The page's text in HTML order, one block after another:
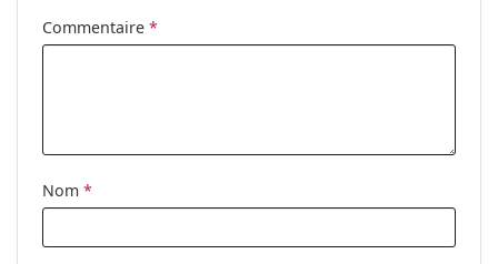
Commentaire *
Nom *